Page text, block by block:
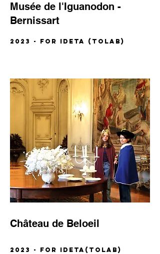
Musée de l'Iguanodon -
Bernissart
2023 - for IDETA (TOLAB)
Château de Beloeil
2023 - for ideta(TOLAB)